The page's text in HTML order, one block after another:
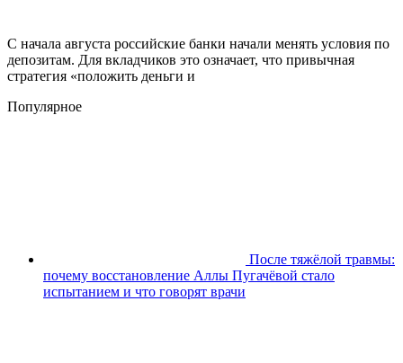
С начала августа российские банки начали менять условия по
депозитам. Для вкладчиков это означает, что привычная
стратегия «положить деньги и
Популярное
После тяжёлой травмы:
почему восстановление Аллы Пугачёвой стало
испытанием и что говорят врачи